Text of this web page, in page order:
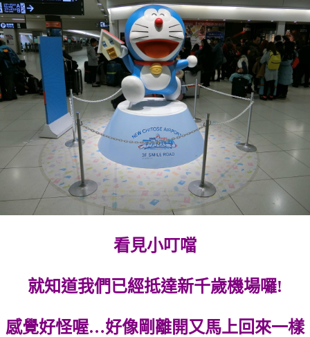
看見小叮噹
就知道我們已經抵達新千歲機場囉!
感覺好怪喔…好像剛離開又馬上回來一樣